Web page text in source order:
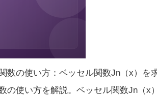
数の使い方：ベッセル関数Jn（x）を
の使い方を解説。ベッセル関数Jn（x